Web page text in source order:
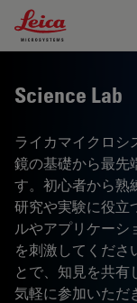
Leica
Science Lab
ライカマイクロシ
鏡の基礎から最先
す。初心者から熟
研究や実験に役立
ルやアプリケーシ
を刺激してくださ
とで、知見を共
気軽に参加いただ